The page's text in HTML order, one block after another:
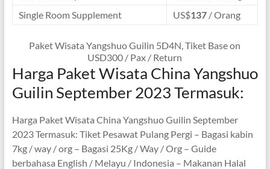
Single Room Supplement
US$137/ Orang
Paket Wisata Yangshuo Guilin 5D4N, Tiket Base on
USD300 / Pax / Return
Harga Paket Wisata China Yangshuo
Guilin September 2023 Termasuk:
Harga Paket Wisata China Yangshuo Guilin September
2023 Termasuk: Tiket Pesawat Pulang Pergi – Bagasi kabin
7kg / way / org – Bagasi 25Kg / Way / Org – Guide
berbahasa English / Melayu / Indonesia – Makanan Halal